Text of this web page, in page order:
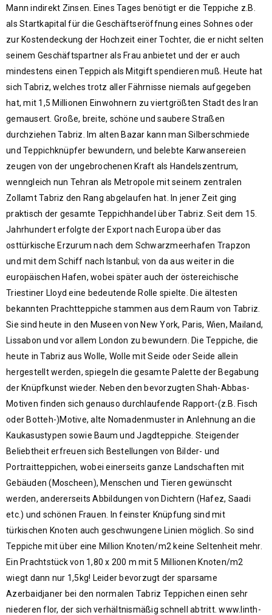
Mann indirekt Zinsen. Eines Tages benötigt er die Teppiche z.B.
als Startkapital für die Geschäftseröffnung eines Sohnes oder
zur Kostendeckung der Hochzeit einer Tochter, die er nicht selten
seinem Geschäftspartner als Frau anbietet und der er auch
mindestens einen Teppich als Mitgift spendieren muß. Heute hat
sich Tabriz, welches trotz aller Fährnisse niemals aufgegeben
hat, mit 1,5 Millionen Einwohnern zu viertgrößten Stadt des Iran
gemausert. Große, breite, schöne und saubere Straßen
durchziehen Tabriz. Im alten Bazar kann man Silberschmiede
und Teppichknüpfer bewundern, und belebte Karwansereien
zeugen von der ungebrochenen Kraft als Handelszentrum,
wenngleich nun Tehran als Metropole mit seinem zentralen
Zollamt Tabriz den Rang abgelaufen hat. In jener Zeit ging
praktisch der gesamte Teppichhandel über Tabriz. Seit dem 15.
Jahrhundert erfolgte der Export nach Europa über das
osttürkische Erzurum nach dem Schwarzmeerhafen Trapzon
und mit dem Schiff nach Istanbul; von da aus weiter in die
europäischen Hafen, wobei später auch der östereichische
Triestiner Lloyd eine bedeutende Rolle spielte. Die ältesten
bekannten Prachtteppiche stammen aus dem Raum von Tabriz.
Sie sind heute in den Museen von New York, Paris, Wien, Mailand,
Lissabon und vor allem London zu bewundern. Die Teppiche, die
heute in Tabriz aus Wolle, Wolle mit Seide oder Seide allein
hergestellt werden, spiegeln die gesamte Palette der Begabung
der Knüpfkunst wieder. Neben den bevorzugten Shah-Abbas-
Motiven finden sich genauso durchlaufende Rapport-(z.B. Fisch
oder Botteh-)Motive, alte Nomadenmuster in Anlehnung an die
Kaukasustypen sowie Baum und Jagdteppiche. Steigender
Beliebtheit erfreuen sich Bestellungen von Bilder- und
Portraitteppichen, wobei einerseits ganze Landschaften mit
Gebäuden (Moscheen), Menschen und Tieren gewünscht
werden, andererseits Abbildungen von Dichtern (Hafez, Saadi
etc.) und schönen Frauen. In feinster Knüpfung sind mit
türkischen Knoten auch geschwungene Linien möglich. So sind
Teppiche mit über eine Million Knoten/m2 keine Seltenheit mehr.
Ein Prachtstück von 1,80 x 200 m mit 5 Millionen Knoten/m2
wiegt dann nur 1,5kg! Leider bevorzugt der sparsame
Azerbaidjaner bei den normalen Tabriz Teppichen einen sehr
niederen flor, der sich verhältnismäßig schnell abtritt. www.linth-